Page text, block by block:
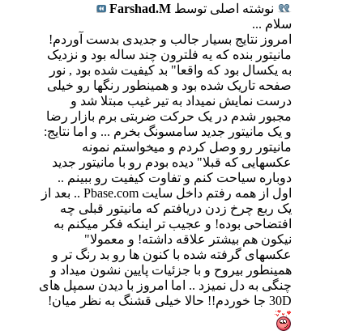
نوشته اصلی توسط Farshad.M
سلام ...
امروز نتایج بسیار جالب و جدیدی بدست آوردم!
مانیتور بنده که یه فلترون چند ساله بود و نزدیک
به یکسال بود که واقعا" بد کیفیت شده بود , نور
صفحه تاریک شده بود و همینطور رنگها رو خیلی
درست نمایش نمیداد به تیر غیب مبتلا شد و
مجبور شدم در یک حرکت ضربتی برم بازار رضا
و یک مانیتور جدید سامسونگ بخرم ... و اما نتایج:
مانیتور رو وصل کردم و میخواستم نمونه
عکسهایی که قبلا" دیده بودم رو با مانیتور جدید
دوباره سیاحت کنم و تفاوت کیفیت رو ببینم ..
اول از همه رفتم داخل سایت Pbase.com .. بعد از
یک ربع چرخ زدن دریافتم که مانیتور قبلی چه
افتضاحی بوده! و عجیب تر اینکه فکر میکنم به
نیکون هم بیشتر علاقه داشته! و معمولا"
عکسهای گرفته شده با کنون ها رو بد رنگ تر و
همینطور بیروح و با جزئیات پایین نشون میداد و
چنگی به دل نمیزد .. اما امروز با دیدن سمپل های
30D جا خوردم!! حالا خیلی قشنگ به نظر میان!